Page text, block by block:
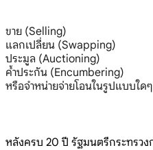
ขาย (Selling)
แลกเปลี่ยน (Swapping)
ประมูล (Auctioning)
ค้ำประกัน (Encumbering)
หรือจำหน่ายจ่ายโอนในรูปแบบใด
หลังครบ 20 ปี รัฐมนตรีกระทรวง